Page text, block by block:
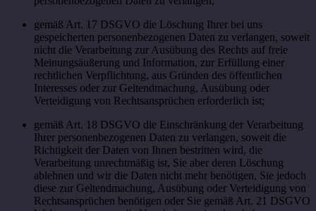
gemäß Art. 17 DSGVO die Löschung Ihrer bei uns
gespeicherten personenbezogenen Daten zu verlangen, soweit
nicht die Verarbeitung zur Ausübung des Rechts auf freie
Meinungsäußerung und Information, zur Erfüllung einer
rechtlichen Verpflichtung, aus Gründen des öffentlichen
Interesses oder zur Geltendmachung, Ausübung oder
Verteidigung von Rechtsansprüchen erforderlich ist;
gemäß Art. 18 DSGVO die Einschränkung der Verarbeitung
Ihrer personenbezogenen Daten zu verlangen, soweit die
Richtigkeit der Daten von Ihnen bestritten wird, die
Verarbeitung unrechtmäßig ist, Sie aber deren Löschung
ablehnen und wir die Daten nicht mehr benötigen, Sie jedoch
diese zur Geltendmachung, Ausübung oder Verteidigung von
Rechtsansprüchen benötigen oder Sie gemäß Art. 21 DSGVO